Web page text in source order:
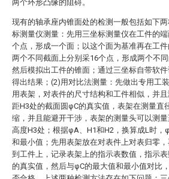
两个环形凸缘的阻碍。
现有的轴承座内锥面处的检测一般包括如下
标测量仪测量：先用三坐标测量仪在工件的
个点，形成一个面；以这个面为基准再在工
两个不同截面上分别采16个点，形成两个不同
然后模拟出工件的锥面；通过三坐标自带软件
得出结果；(2)用对比法测量：先做出专用工
用表架，对表件的尺寸结构和工件相似，并
距H3处的截面圆φC的真实值，表架在测量直
缩，并且能避开干涉，表架的测量头可以测
高度H3处；根据φA、H1和H2，换算成L时，
和最小值；先用表架放在对表件上对表归零
到工件上，记录表架上的指示表数值，指示
的真实值，然后与φC的最大值和最小值对比